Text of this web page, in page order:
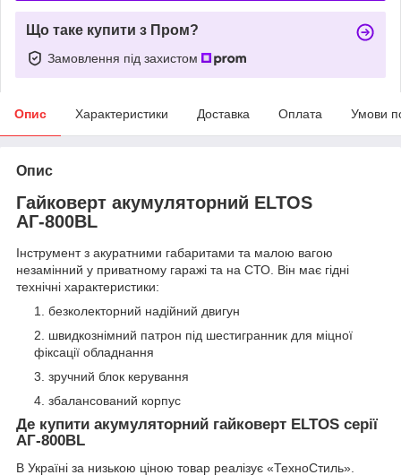
Що таке купити з Пром?
Замовлення під захистом
Опис Характеристики Доставка Оплата Умови
Опис
Гайковерт акумуляторний ELTOS
АГ-800BL
Інструмент з акуратними габаритами та малою вагою
незамінний у приватному гаражі та на СТО. Він має гідні
технічні характеристики:
безколекторний надійний двигун
швидкознімний патрон під шестигранник для міцної
фіксації обладнання
зручний блок керування
збалансований корпус
Де купити акумуляторний гайковерт ELTOS серії
АГ-800BL
В Україні за низькою ціною товар реалізує «ТехноСтиль».